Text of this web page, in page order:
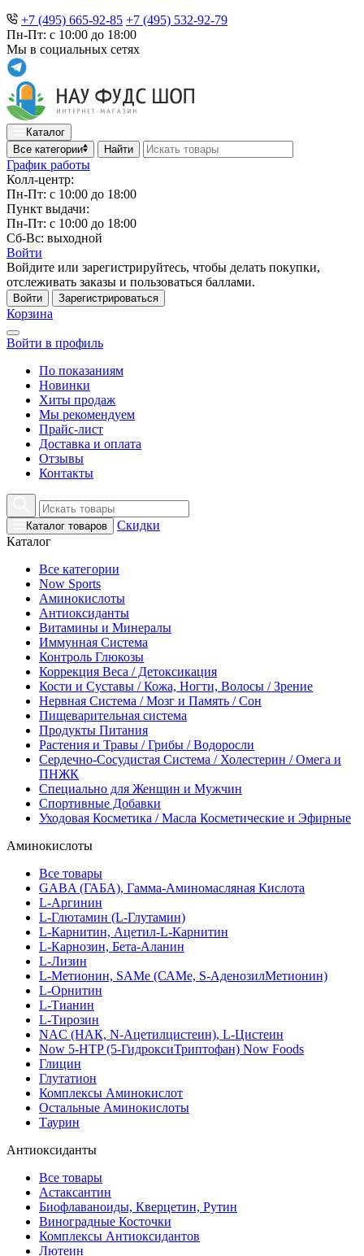
+7 (495) 665-92-85 +7 (495) 532-92-79
Пн-Пт: с 10:00 до 18:00
Мы в социальных сетях
Каталог
Все категории
Найти
График работы
Колл-центр:
Пн-Пт: с 10:00 до 18:00
Пункт выдачи:
Пн-Пт: с 10:00 до 18:00
Сб-Вс: выходной
Войти
Войдите или зарегистрируйтесь, чтобы делать покупки,
отслеживать заказы и пользоваться баллами.
Войти Зарегистрироваться
Корзина
Войти в профиль
По показаниям
Новинки
Хиты продаж
Мы рекомендуем
Прайс-лист
Доставка и оплата
Отзывы
Контакты
Каталог товаров
Скидки
Каталог
Все категории
Now Sports
Аминокислоты
Антиоксиданты
Витамины и Минералы
Иммунная Система
Контроль Глюкозы
Коррекция Веса / Детоксикация
Кости и Суставы / Кожа, Ногти, Волосы / Зрение
Нервная Система / Мозг и Память / Сон
Пищеварительная система
Продукты Питания
Растения и Травы / Грибы / Водоросли
Сердечно-Сосудистая Система / Холестерин / Омега и
ПНЖК
Специально для Женщин и Мужчин
Спортивные Добавки
Уходовая Косметика / Масла Косметические и Эфирные
Аминокислоты
Все товары
GABA (ГАБА), Гамма-Аминомасляная Кислота
L-Аргинин
L-Глютамин (L-Глутамин)
L-Карнитин, Ацетил-L-Карнитин
L-Карнозин, Бета-Аланин
L-Лизин
L-Метионин, SAMe (САМе, S-АденозилМетионин)
L-Орнитин
L-Тианин
L-Тирозин
NAC (НАК, N-Ацетилцистеин), L-Цистеин
Now 5-HTP (5-ГидроксиТриптофан) Now Foods
Глицин
Глутатион
Комплексы Аминокислот
Остальные Аминокислоты
Таурин
Антиоксиданты
Все товары
Астаксантин
Биофлаваноиды, Кверцетин, Рутин
Виноградные Косточки
Комплексы Антиоксидантов
Лютеин